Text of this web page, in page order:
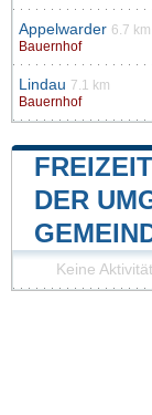
Appelwarder 6.7 km
Bauernhof
Lindau 7.1 km
Bauernhof
DER
Keine